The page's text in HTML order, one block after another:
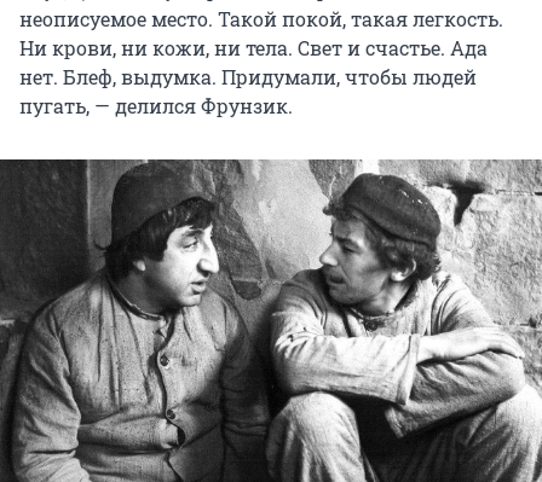
неописуемое место. Такой покой, такая легкость.
Ни крови, ни кожи, ни тела. Свет и счастье. Ада
нет. Блеф, выдумка. Придумали, чтобы людей
пугать, — делился Фрунзик.